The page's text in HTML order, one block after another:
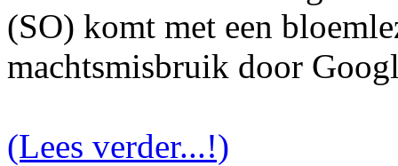
(SO) komt met een
machtsmisbruik door
(Lees verder...!)